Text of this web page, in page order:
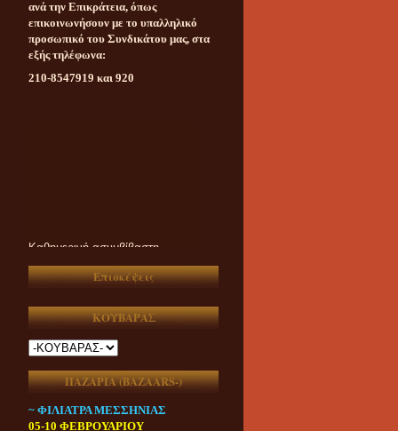
ανά την Επικράτεια, όπως
επικοινωνήσουν με το υπαλληλικό
προσωπικό του Συνδικάτου μας, στα
εξής τηλέφωνα:
210-8547919 και 920
ενημέρωση για το υπαίθριο
Επισκέψεις
ΚΟΥΒΑΡΑΣ
ΠΑΖΑΡΙΑ (ΒAZAARS-)
~ ΦΙΛΙΑΤΡΑ ΜΕΣΣΗΝΙΑΣ
05-10 ΦΕΒΡΟΥΑΡΙΟΥ